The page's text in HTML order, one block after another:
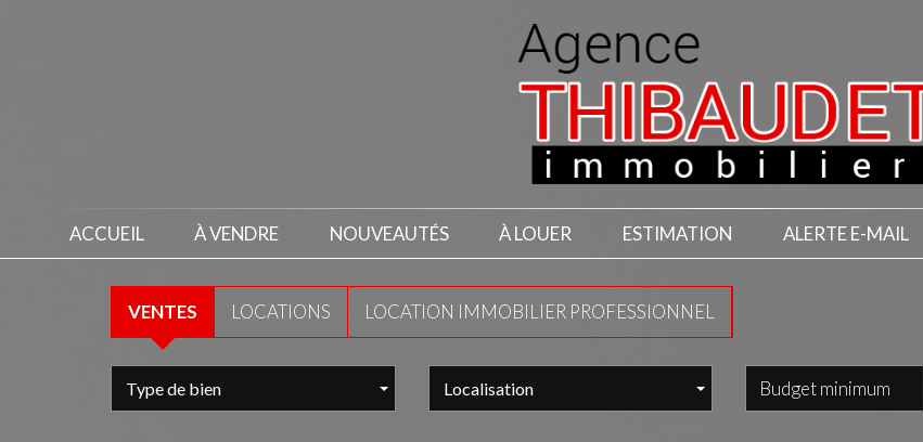
ACCUEIL À VENDRE NOUVEAUTÉS À LOUER ESTIMATION ALERTE E-MAIL
VENTES LOCATIONS LOCATION IMMOBILIER PROFESSIONNEL
Type de bien Localisation